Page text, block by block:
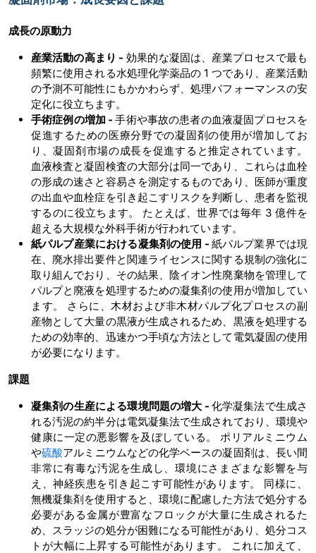
成長の原動力
産業活動の高まり - 効果的な凝固は、産業プロセスで最も
頻繁に使用される水処理化学薬品の 1 つであり、産業活動
の予測不可能性にもかかわらず、処理パフォーマンスの安
定化に役立ちます。
手術症例の増加 -手術や事故の患者の血液凝固プロセスを
促進するための医療分野での凝固剤の使用が増加してお
り、凝固剤市場の成長を促進すると推定されています。
血液検査と凝固検査の大部分は同一であり、これらは血栓
の形成の速さと容易さを測定するものであり、医師が重度
の出血や血栓症を引き起こすリスクを判断し、患者を監視
するのに役立ちます。 たとえば、世界では毎年 3 億件を
超える大規模な外科手術が行われています。
紙パルプ産業における凝集剤の使用 - 紙パルプ業界では現
在、廃水排出要件と関連ライセンスに関する規制の強化に
取り組んでおり、その結果、陰イオン性廃棄物を管理して
パルプと廃液を処理するための凝集剤の使用が増加してい
ます。 さらに、木材および非木材パルプ化プロセスの副
産物として大量の黒液が生成されるため、黒液を処理する
ための効率的、迅速かつ手頃な方法として電気凝固の使用
が必要になります。
課題
凝集剤の生産による環境問題の増大 - 化学凝集法で生成さ
れる汚泥の約半分は電気凝集法で生成されており、環境や
健康に一定の悪影響を及ぼしている。 ポリアルミニウム
や硫酸アルミニウムなどの化学ベースの凝固剤は、長い間
非常に有毒な汚泥を生成し、環境にさまざまな影響を与
え、神経疾患を引き起こす可能性があります。 同様に、
無機凝集剤を使用すると、環境に配慮した方法で処分する
必要がある金属が豊富なフロックが大量に生成されるた
め、スラッジの処分が困難になる可能性があり、処分コス
トが大幅に上昇する可能性があります。 これに加えて、